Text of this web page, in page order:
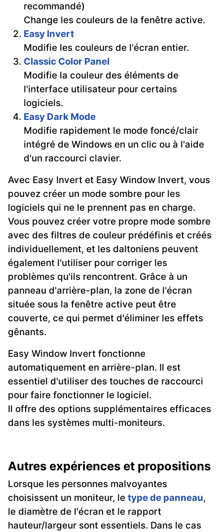
recommandé)
Change les couleurs de la fenêtre active.
Easy Invert
Modifie les couleurs de l'écran entier.
Classic Color Panel
Modifie la couleur des éléments de
l'interface utilisateur pour certains
logiciels.
Easy Dark Mode
Modifie rapidement le mode foncé/clair
intégré de Windows en un clic ou à l'aide
d'un raccourci clavier.
Avec Easy Invert et Easy Window Invert, vous
pouvez créer un mode sombre pour les
logiciels qui ne le prennent pas en charge.
Vous pouvez créer votre propre mode sombre
avec des filtres de couleur prédéfinis et créés
individuellement, et les daltoniens peuvent
également l'utiliser pour corriger les
problèmes qu'ils rencontrent. Grâce à un
panneau d'arrière-plan, la zone de l'écran
située sous la fenêtre active peut être
couverte, ce qui permet d'éliminer les effets
gênants.
Easy Window Invert fonctionne
automatiquement en arrière-plan. Il est
essentiel d'utiliser des touches de raccourci
pour faire fonctionner le logiciel.
Il offre des options supplémentaires efficaces
dans les systèmes multi-moniteurs.
Autres expériences et propositions
Lorsque les personnes malvoyantes
choisissent un moniteur, le type de panneau,
le diamètre de l'écran et le rapport
hauteur/largeur sont essentiels. Dans le cas